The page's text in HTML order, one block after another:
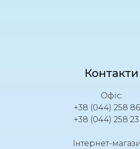
Контакти
Офіс:
+38 (044) 258 86
+38 (044) 258 23
Інтернет-